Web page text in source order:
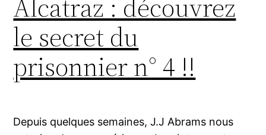
le secret du
prisonnier n° 4 !!
Depuis quelques semaines, J.J Abrams nous